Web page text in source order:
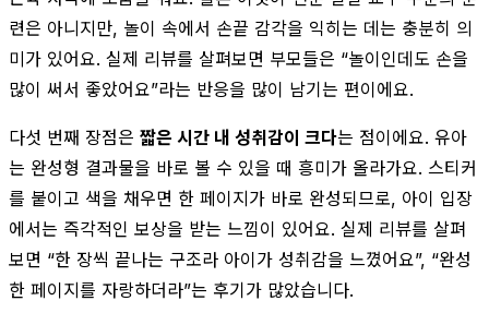
련은 아니지만, 놀이 속에서 손끝 감각을 익히는 데는 충분히 의
미가 있어요. 실제 리뷰를 살펴보면 부모들은 “놀이인데도 손을
많이 써서 좋았어요”라는 반응을 많이 남기는 편이에요.
다섯 번째 장점은 짧은 시간 내 성취감이 크다는 점이에요. 유아
는 완성형 결과물을 바로 볼 수 있을 때 흥미가 올라가요. 스티커
를 붙이고 색을 채우면 한 페이지가 바로 완성되므로, 아이 입장
에서는 즉각적인 보상을 받는 느낌이 있어요. 실제 리뷰를 살펴
보면 “한 장씩 끝나는 구조라 아이가 성취감을 느꼈어요”, “완성
한 페이지를 자랑하더라”는 후기가 많았습니다.